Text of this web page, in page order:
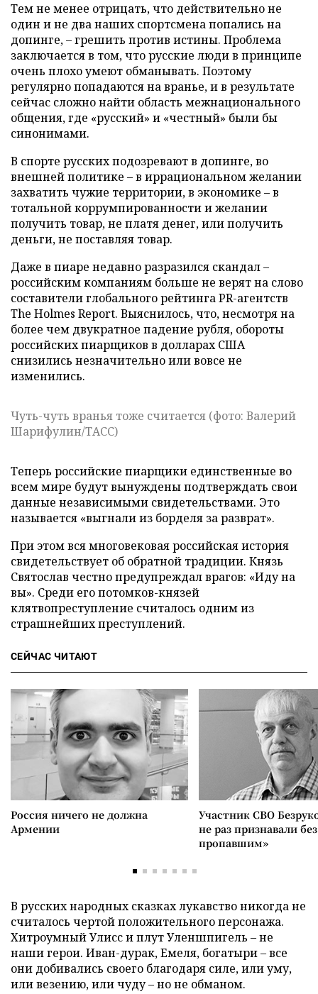
Тем не менее отрицать, что действительно не
один и не два наших спортсмена попались на
допинге, – грешить против истины. Проблема
заключается в том, что русские люди в принципе
очень плохо умеют обманывать. Поэтому
регулярно попадаются на вранье, и в результате
сейчас сложно найти область межнационального
общения, где «русский» и «честный» были бы
синонимами.
В спорте русских подозревают в допинге, во
внешней политике – в иррациональном желании
захватить чужие территории, в экономике – в
тотальной коррумпированности и желании
получить товар, не платя денег, или получить
деньги, не поставляя товар.
Даже в пиаре недавно разразился скандал –
российским компаниям больше не верят на слово
составители глобального рейтинга PR-агентств
The Holmes Report. Выяснилось, что, несмотря на
более чем двукратное падение рубля, обороты
российских пиарщиков в долларах США
снизились незначительно или вовсе не
изменились.
Чуть-чуть вранья тоже считается (фото: Валерий
Шарифулин/ТАСС)
Теперь российские пиарщики единственные во
всем мире будут вынуждены подтверждать свои
данные независимыми свидетельствами. Это
называется «выгнали из борделя за разврат».
При этом вся многовековая российская история
свидетельствует об обратной традиции. Князь
Святослав честно предупреждал врагов: «Иду на
вы». Среди его потомков-князей
клятвопреступление считалось одним из
страшнейших преступлений.
СЕЙЧАС ЧИТАЮТ
Россия ничего не должна
Армении
Участник СВО
не раз признавали
пропавшим»
В русских народных сказках лукавство никогда не
считалось чертой положительного персонажа.
Хитроумный Улисс и плут Уленшпигель – не
наши герои. Иван-дурак, Емеля, богатыри – все
они добивались своего благодаря силе, или уму,
или везению, или чуду – но не обманом.